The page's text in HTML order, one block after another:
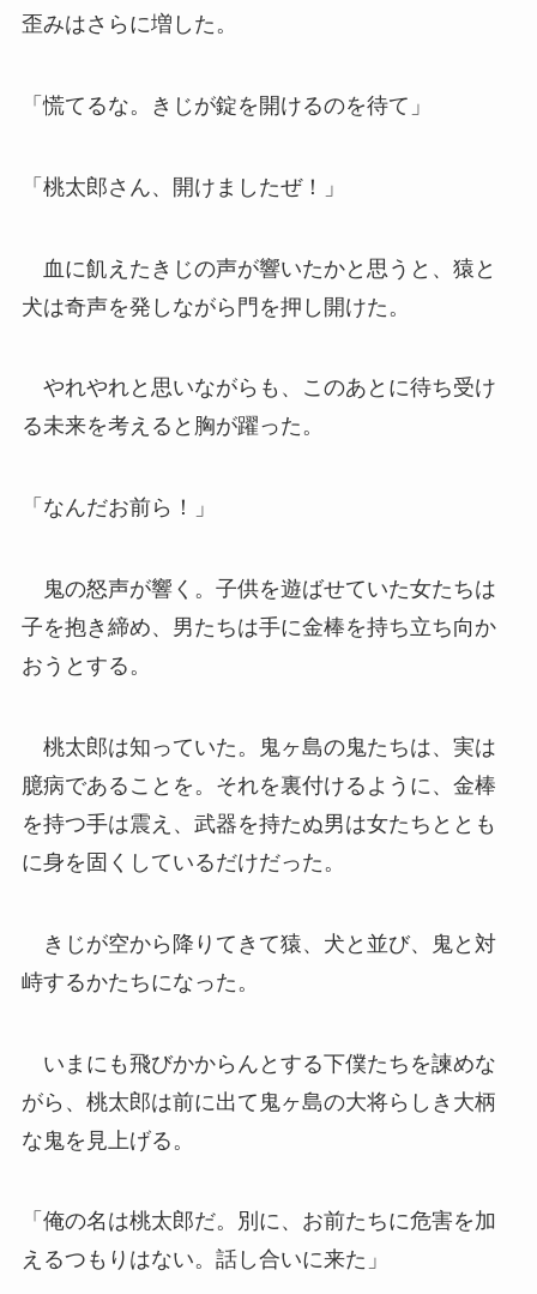
歪みはさらに増した。
「慌てるな。きじが錠を開けるのを待て」
「桃太郎さん、開けましたぜ！」
血に飢えたきじの声が響いたかと思うと、猿と
犬は奇声を発しながら門を押し開けた。
やれやれと思いながらも、このあとに待ち受け
る未来を考えると胸が躍った。
「なんだお前ら！」
鬼の怒声が響く。子供を遊ばせていた女たちは
子を抱き締め、男たちは手に金棒を持ち立ち向か
おうとする。
桃太郎は知っていた。鬼ヶ島の鬼たちは、実は
臆病であることを。それを裏付けるように、金棒
を持つ手は震え、武器を持たぬ男は女たちととも
に身を固くしているだけだった。
きじが空から降りてきて猿、犬と並び、鬼と対
峙するかたちになった。
いまにも飛びかからんとする下僕たちを諫めな
がら、桃太郎は前に出て鬼ヶ島の大将らしき大柄
な鬼を見上げる。
「俺の名は桃太郎だ。別に、お前たちに危害を加
えるつもりはない。話し合いに来た」